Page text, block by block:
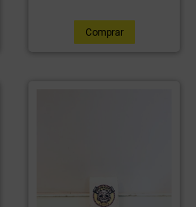
Comprar